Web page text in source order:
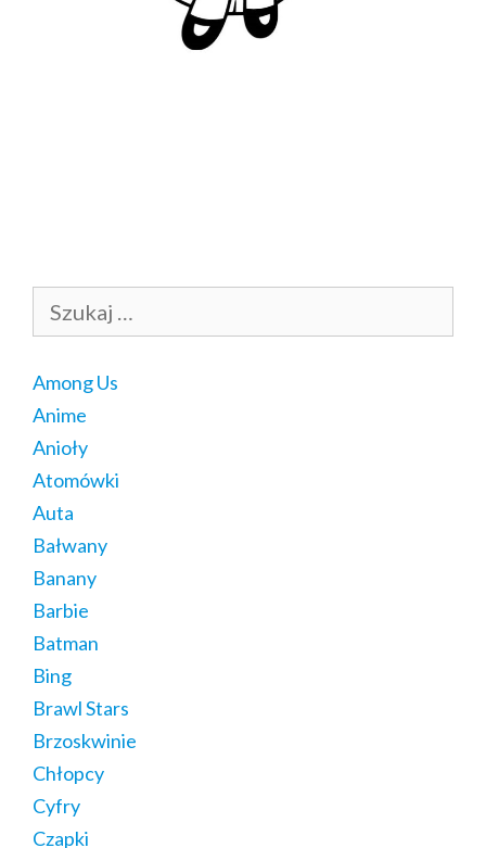
Among Us
Anime
Anioły
Atomówki
Auta
Bałwany
Banany
Barbie
Batman
Bing
Brawl Stars
Brzoskwinie
Chłopcy
Cyfry
Czapki